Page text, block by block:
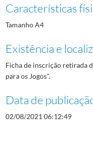
Características
Tamanho A4
Existência e
Ficha de inscrição retirada
para os Jogos".
Data de
02/08/2021 06:12:49